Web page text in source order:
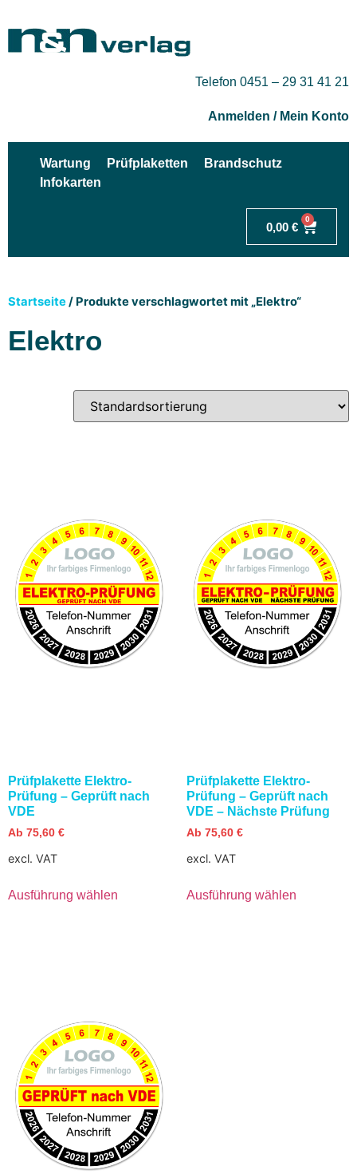
Telefon 0451 – 29 31 41 21
Anmelden / Mein Konto
Wartung Prüfplaketten
Brandschutz
Infokarten
0,00 €
0
Startseite/ Produkte verschlagwortet mit „Elektro“
Elektro
Prüfplakette Elektro-
Prüfung – Geprüft nach
VDE
Ab 75,60 €
excl. VAT
Ausführung wählen
Prüfplakette Elektro-
Prüfung – Geprüft nach
VDE – Nächste Prüfung
Ab 75,60 €
excl. VAT
Ausführung wählen